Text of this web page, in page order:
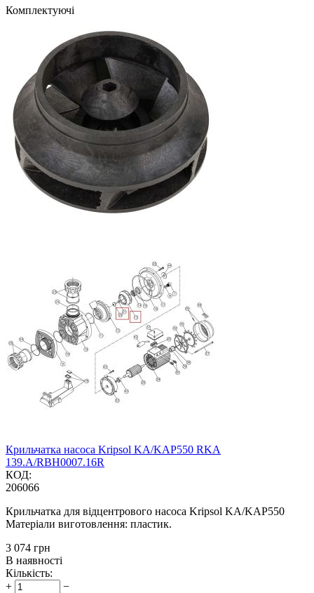
Комплектуючі
Крильчатка насоса Kripsol KA/KAP550 RKA
139.A/RBH0007.16R
КОД:
206066
Крильчатка для відцентрового насоса Kripsol KA/KAP550
Матеріали виготовлення: пластик.
‍3 074‍ грн
В наявності
Кількість:
+
−